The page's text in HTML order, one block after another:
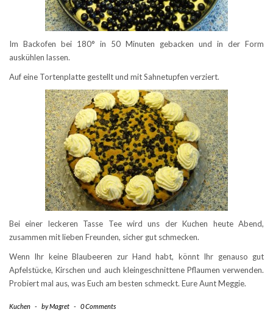
Im Backofen bei 180° in 50 Minuten gebacken und in der Form
auskühlen lassen.
Auf eine Tortenplatte gestellt und mit Sahnetupfen verziert.
Bei einer leckeren Tasse Tee wird uns der Kuchen heute Abend,
zusammen mit lieben Freunden, sicher gut schmecken.
Wenn Ihr keine Blaubeeren zur Hand habt, könnt Ihr genauso gut
Apfelstücke, Kirschen und auch kleingeschnittene Pflaumen verwenden.
Probiert mal aus, was Euch am besten schmeckt. Eure Aunt Meggie.
Kuchen - byMagret - 0 Comments